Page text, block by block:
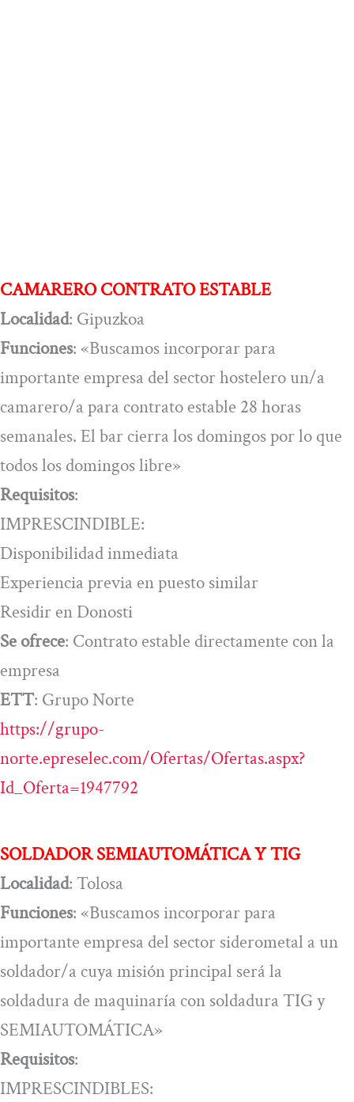
CAMARERO CONTRATO ESTABLE
Localidad: Gipuzkoa
Funciones: «Buscamos incorporar para
importante empresa del sector hostelero un/a
camarero/a para contrato estable 28 horas
semanales. El bar cierra los domingos por lo que
todos los domingos libre»
Requisitos:
IMPRESCINDIBLE:
Disponibilidad inmediata
Experiencia previa en puesto similar
Residir en Donosti
Se ofrece: Contrato estable directamente con la
empresa
ETT: Grupo Norte
https://grupo-
norte.epreselec.com/Ofertas/Ofertas.aspx?
Id_Oferta=1947792
SOLDADOR SEMIAUTOMÁTICA Y TIG
Localidad: Tolosa
Funciones: «Buscamos incorporar para
importante empresa del sector siderometal a un
soldador/a cuya misión principal será la
soldadura de maquinaría con soldadura TIG y
SEMIAUTOMÁTICA»
Requisitos:
IMPRESCINDIBLES: